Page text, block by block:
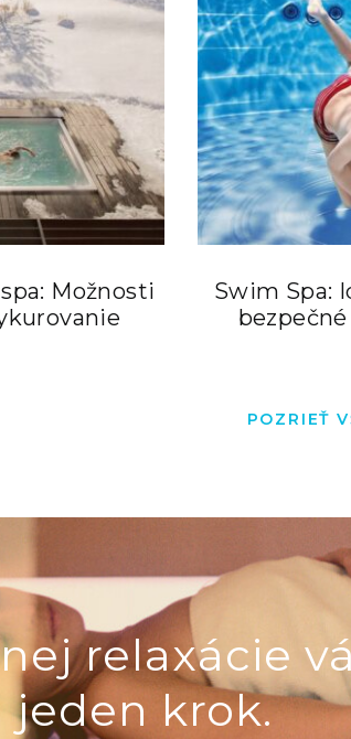
Možnosti
Swim Spa:
POZRIEŤ
relaxácie
jeden krok.